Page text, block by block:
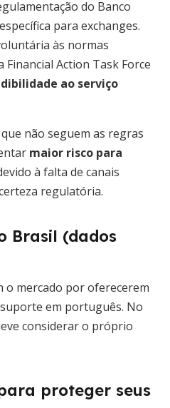
do Banco
para exchanges.
às normas
Action Task Force
ao serviço
não seguem as regras
maior risco para
à falta de canais
regulatória.
Brasil (dados
o mercado por oferecerem
em português. No
considerar o próprio
proteger seus